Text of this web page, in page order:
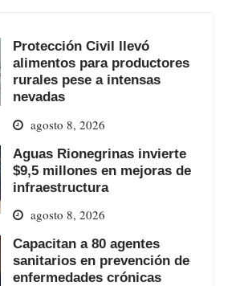
Protección Civil llevó
alimentos para productores
rurales pese a intensas
nevadas
agosto 8, 2026
Aguas Rionegrinas invierte
$9,5 millones en mejoras de
infraestructura
agosto 8, 2026
Capacitan a 80 agentes
sanitarios en prevención de
enfermedades crónicas